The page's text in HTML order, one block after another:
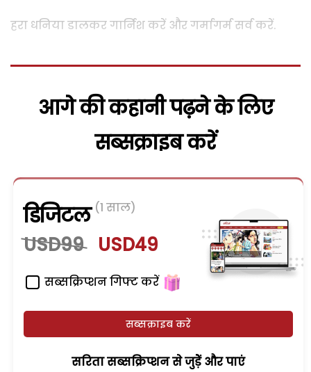
हरा धनिया डालकर गार्निश करें और गर्मागर्म सर्व करें.
आगे की कहानी पढ़ने के लिए
सब्सक्राइब करें
डिजिटल (1 साल)
USD99 USD49
सब्सक्रिप्शन गिफ्ट करें
सब्सक्राइब करें
सरिता सब्सक्रिप्शन से जुड़ेें और पाएं